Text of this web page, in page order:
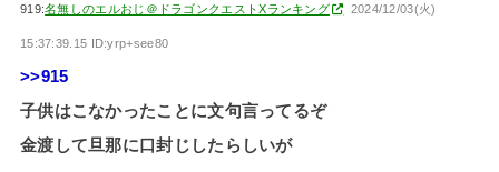
919:名無しのエルおじ＠ドラゴンクエストXランキング 2024/12/03(火)
15:37:39.15 ID:yrp+see80
>>915
子供はこなかったことに文句言ってるぞ
金渡して旦那に口封じしたらしいが